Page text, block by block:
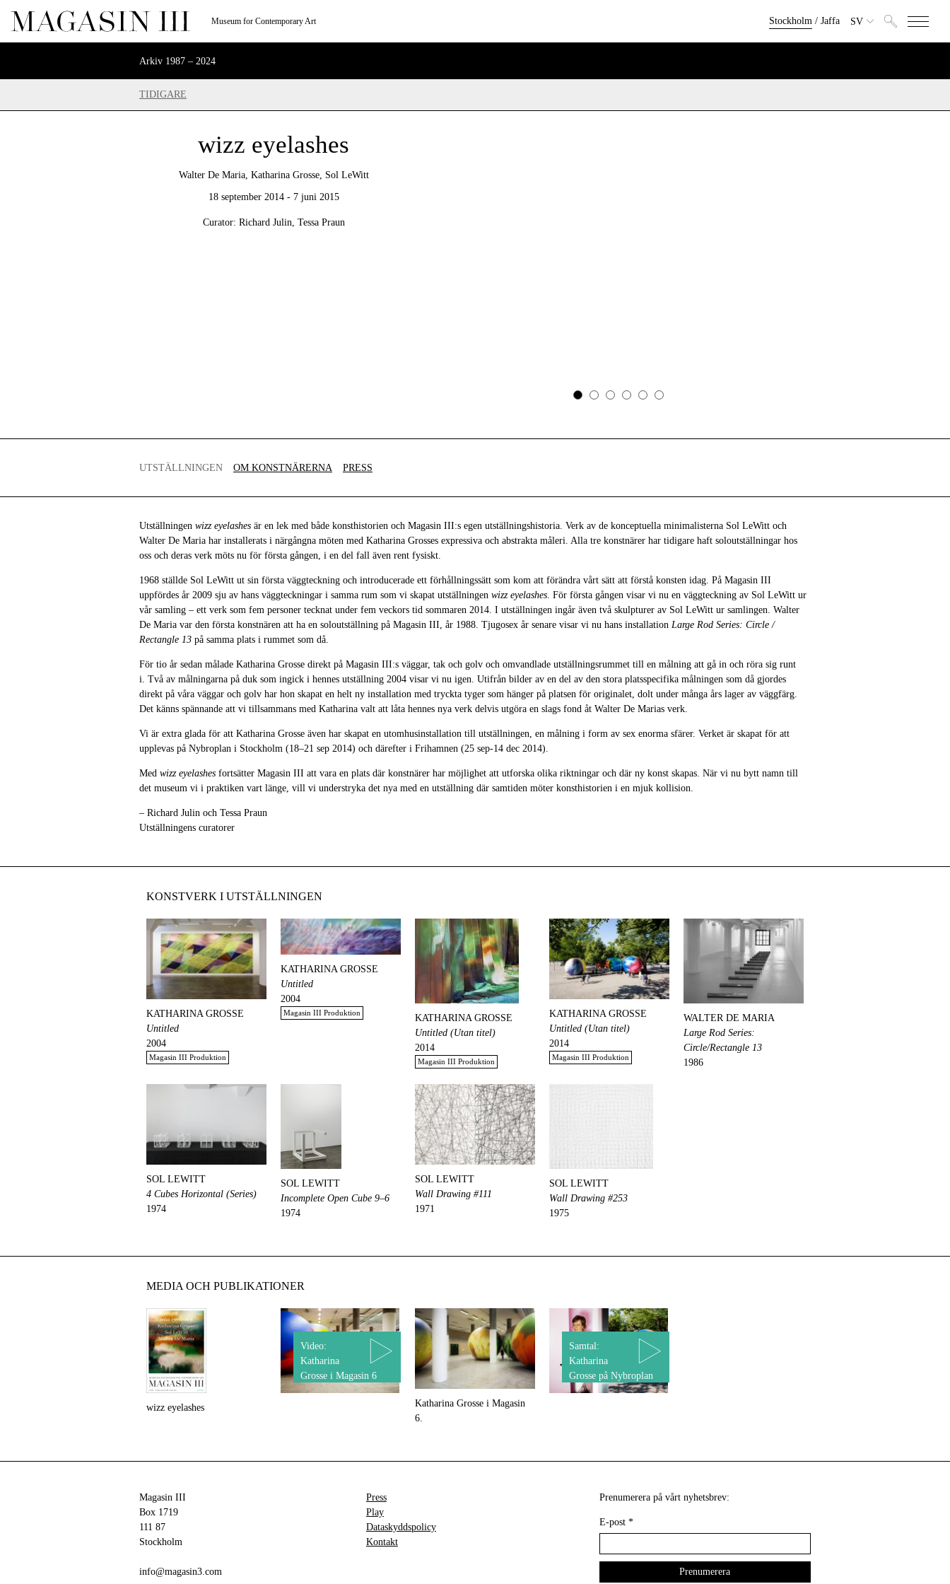
Museum for Contemporary Art Stockholm/ Jaffa SV
Arkiv 1987 – 2024
TIDIGARE
wizz eyelashes
Walter De Maria, Katharina Grosse, Sol LeWitt
18 september 2014 - 7 juni 2015
Curator: Richard Julin, Tessa Praun
UTSTÄLLNINGEN OM KONSTNÄRERNA PRESS
Utställningen wizz eyelashes är en lek med både konsthistorien och Magasin III:s egen utställningshistoria. Verk av de konceptuella minimalisterna Sol LeWitt och
Walter De Maria har installerats i närgångna möten med Katharina Grosses expressiva och abstrakta måleri. Alla tre konstnärer har tidigare haft soloutställningar hos
oss och deras verk möts nu för första gången, i en del fall även rent fysiskt.
1968 ställde Sol LeWitt ut sin första väggteckning och introducerade ett förhållningssätt som kom att förändra vårt sätt att förstå konsten idag. På Magasin III
uppfördes år 2009 sju av hans väggteckningar i samma rum som vi skapat utställningen wizz eyelashes. För första gången visar vi nu en väggteckning av Sol LeWitt ur
vår samling – ett verk som fem personer tecknat under fem veckors tid sommaren 2014. I utställningen ingår även två skulpturer av Sol LeWitt ur samlingen. Walter
De Maria var den första konstnären att ha en soloutställning på Magasin III, år 1988. Tjugosex år senare visar vi nu hans installation Large Rod Series: Circle /
Rectangle 13 på samma plats i rummet som då.
För tio år sedan målade Katharina Grosse direkt på Magasin III:s väggar, tak och golv och omvandlade utställningsrummet till en målning att gå in och röra sig runt
i. Två av målningarna på duk som ingick i hennes utställning 2004 visar vi nu igen. Utifrån bilder av en del av den stora platsspecifika målningen som då gjordes
direkt på våra väggar och golv har hon skapat en helt ny installation med tryckta tyger som hänger på platsen för originalet, dolt under många års lager av väggfärg.
Det känns spännande att vi tillsammans med Katharina valt att låta hennes nya verk delvis utgöra en slags fond åt Walter De Marias verk.
Vi är extra glada för att Katharina Grosse även har skapat en utomhusinstallation till utställningen, en målning i form av sex enorma sfärer. Verket är skapat för att
upplevas på Nybroplan i Stockholm (18–21 sep 2014) och därefter i Frihamnen (25 sep-14 dec 2014).
Med wizz eyelashes fortsätter Magasin III att vara en plats där konstnärer har möjlighet att utforska olika riktningar och där ny konst skapas. När vi nu bytt namn till
det museum vi i praktiken vart länge, vill vi understryka det nya med en utställning där samtiden möter konsthistorien i en mjuk kollision.
– Richard Julin och Tessa Praun
Utställningens curatorer
KONSTVERK I UTSTÄLLNINGEN
KATHARINA GROSSE
Untitled
2004
Magasin III Produktion
KATHARINA GROSSE
Untitled
2004
Magasin III Produktion
KATHARINA GROSSE
Untitled (Utan titel)
2014
Magasin III Produktion
KATHARINA GROSSE
Untitled (Utan titel)
2014
Magasin III Produktion
WALTER DE MARIA
Large Rod Series:
Circle/Rectangle 13
1986
SOL LEWITT
4 Cubes Horizontal (Series)
1974
SOL LEWITT
Incomplete Open Cube 9–6
1974
SOL LEWITT
Wall Drawing #111
1971
SOL LEWITT
Wall Drawing #253
1975
MEDIA OCH PUBLIKATIONER
wizz eyelashes
Video:
Katharina
Grosse i Magasin 6
Katharina Grosse i Magasin
6.
Samtal:
Katharina
Grosse på Nybroplan
Magasin III
Box 1719
111 87
Stockholm
info@magasin3.com
Press
Play
Dataskyddspolicy
Kontakt
Prenumerera på vårt nyhetsbrev:
E-post *